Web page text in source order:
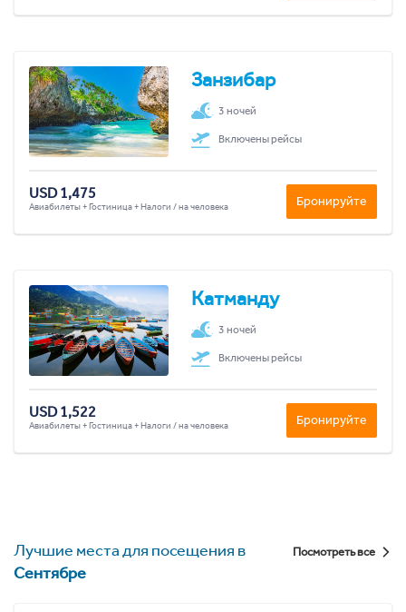
Занзибар
3 ночей
Включены рейсы
USD 1,475
Авиабилеты + Гостиница + Налоги / на человека Бронируйте
Катманду
3 ночей
Включены рейсы
USD 1,522
Авиабилеты + Гостиница + Налоги / на человека Бронируйте
Лучшие места для посещения в
Сентябре
Посмотреть все